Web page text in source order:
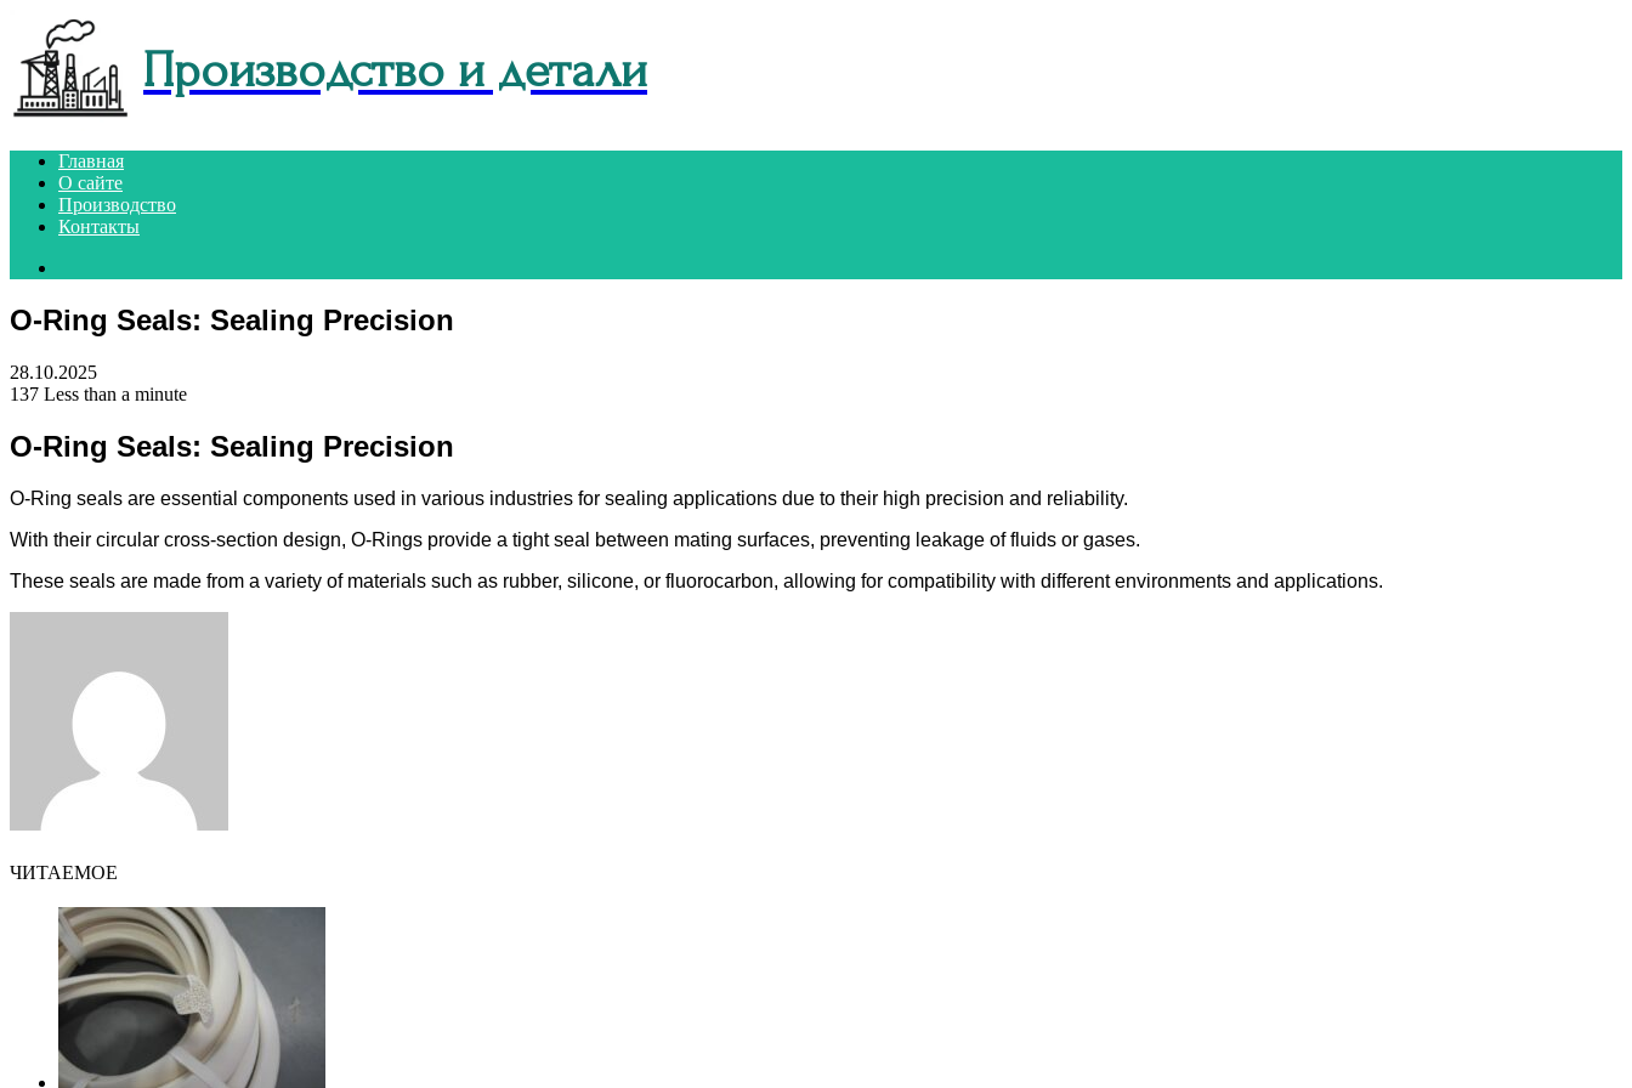
Производство и детали
Главная
О сайте
Производство
Контакты
O-Ring Seals: Sealing Precision
28.10.2025
137 Less than a minute
O-Ring Seals: Sealing Precision
O-Ring seals are essential components used in various industries for sealing applications due to their high precision and reliability.
With their circular cross-section design, O-Rings provide a tight seal between mating surfaces, preventing leakage of fluids or gases.
These seals are made from a variety of materials such as rubber, silicone, or fluorocarbon, allowing for compatibility with different environments and applications.
ЧИТАЕМОЕ